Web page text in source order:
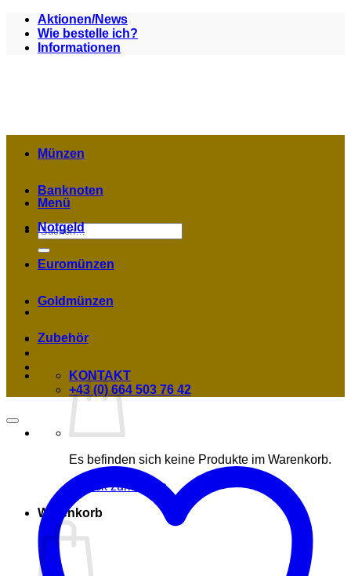
Zum
Inhalt
springen
Aktionen/News
Wie bestelle ich?
Informationen
Menü
Suchen
nach:
Es befinden sich keine Produkte im Warenkorb.
Zurück zum Shop
Warenkorb
Münzen
Banknoten
Notgeld
Euromünzen
Goldmünzen
Zubehör
KONTAKT
+43 (0) 664 503 76 42